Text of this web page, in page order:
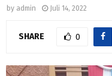
by admin Juli 14, 2022
SHARE 0